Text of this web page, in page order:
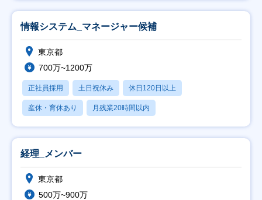
情報システム_マネージャー候補
東京都
700万~1200万
正社員採用 土日祝休み 休日120日以上
産休・育休あり 月残業20時間以内
経理_メンバー
東京都
500万~900万